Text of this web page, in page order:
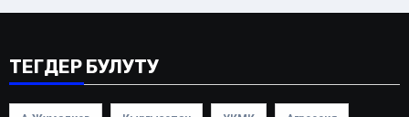
ТЕГДЕР БУЛУТУ